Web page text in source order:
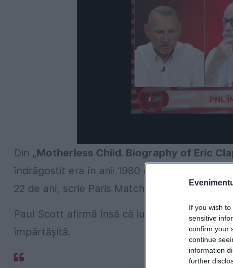
If you wish
sensitive
confirm your
continue
information
further
Din „Motherless Child. Biography of Eric
îndrăgostit era în anii 1980 muzicianul
22 de ani, scrie Paris Match.
Paul Scott afirmă însă că iubirea, care„friza
împărtășită.